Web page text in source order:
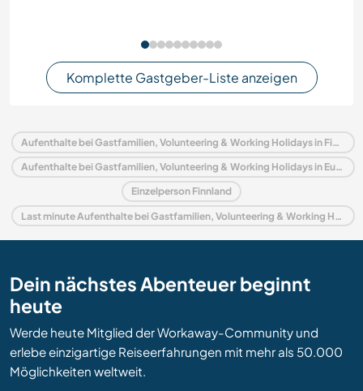
Komplette Gastgeber-Liste anzeigen
Aufenthalte bei Gastfamilien, Volunteering & Working Holidays in Finnland
Aufenthalte bei Gastfamilien, Volunteering & Working Holidays in Europa
Einzelperson Finnland
Last minute Aufenthalte bei Gastfamilien, Volunteering & Working Holidays in Finnland
Dein nächstes Abenteuer beginnt
heute
Werde heute Mitglied der Workaway-Community und
erlebe einzigartige Reiseerfahrungen mit mehr als 50.000
Möglichkeiten weltweit.